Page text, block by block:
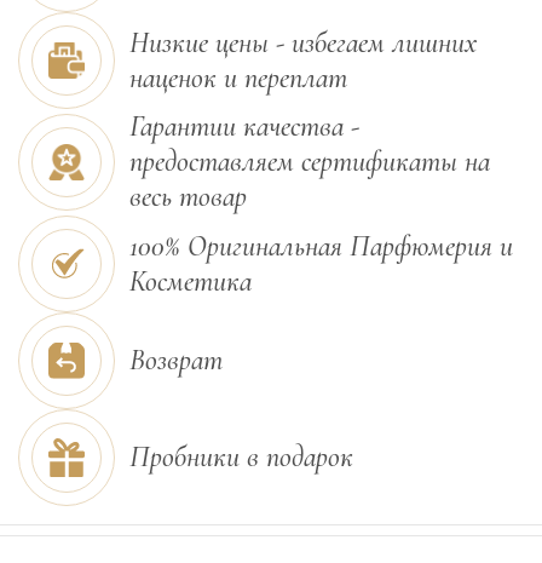
Низкие цены - избегаем лишних
наценок и переплат
Гарантии качества -
предоставляем сертификаты на
весь товар
100% Оригинальная Парфюмерия и
Косметика
Возврат
Пробники в подарок